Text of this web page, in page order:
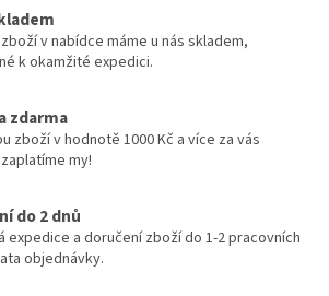
d
a
p
r
v
v
ý
v nabídce máme u nás skladem,
k okamžité expedici.
zdarma
zboží v hodnotě 1000 Kč a více za vás
my!
do 2 dnů
expedice a doručení zboží do 1-2 pracovních
objednávky.